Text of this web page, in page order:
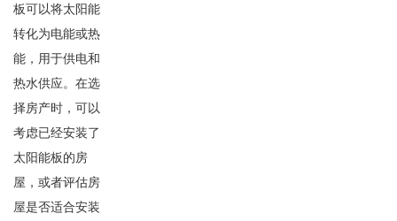
板可以将太阳能
转化为电能或热
能，用于供电和
热水供应。在选
择房产时，可以
考虑已经安装了
太阳能板的房
屋，或者评估房
屋是否适合安装